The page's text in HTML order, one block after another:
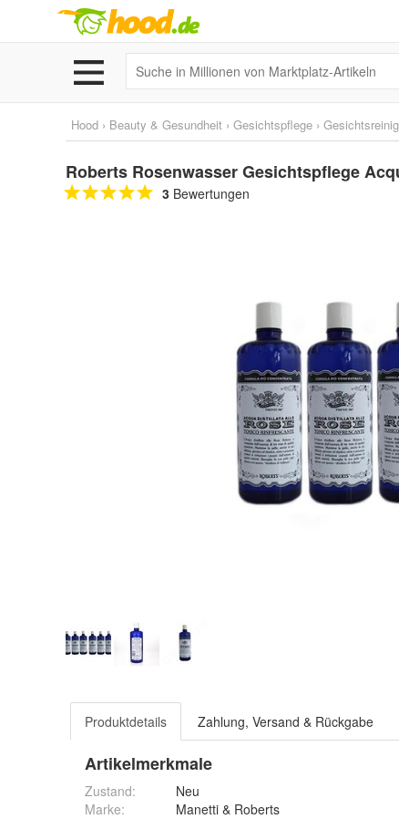
Hood › Beauty & Gesundheit › Gesichtspflege ›
Roberts Rosenwasser Gesichtspflege
3 Bewertungen
Produktdetails Zahlung, Versand & Rückgabe
Artikelmerkmale
Zustand:
Neu
Marke:
Manetti & Roberts